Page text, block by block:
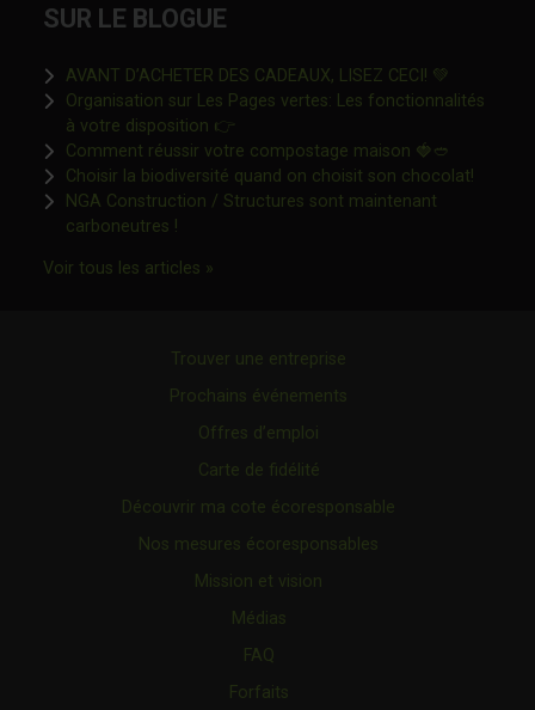
SUR LE BLOGUE
AVANT D’ACHETER DES CADEAUX, LISEZ CECI! 💚
Organisation sur Les Pages vertes: Les fonctionnalités
à votre disposition 👉Ce lien s'ouvrira dans une nouvelle
Comment réussir votre compostage maison 🍓🥙
Choisir la biodiversité quand on choisit son chocolat!Ce lien
NGA Construction / Structures sont maintenant
carboneutres !Ce lien s'ouvrira dans une nouvelle fenêtre"
Voir tous les articles »Ce lien s'ouvrira dans une nouvelle
Trouver une entreprise
Prochains événements
Offres d’emploi
Carte de fidélité
Découvrir ma cote écoresponsable
Nos mesures écoresponsables
Mission et vision
Médias
FAQ
Forfaits